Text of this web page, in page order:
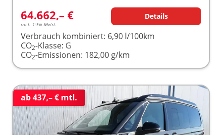
64.662,– €
incl. 19% MwSt.
Details
Verbrauch kombiniert: 6,90 l/100km
CO2-Klasse: G
CO2-Emissionen: 182,00 g/km
ab 437,– € mtl.